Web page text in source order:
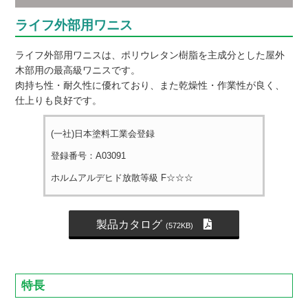
ライフ外部用ワニス
ライフ外部用ワニスは、ポリウレタン樹脂を主成分とした屋外
木部用の最高級ワニスです。
肉持ち性・耐久性に優れており、また乾燥性・作業性が良く、
仕上りも良好です。
(一社)日本塗料工業会登録
登録番号：A03091
ホルムアルデヒド放散等級 F☆☆☆
製品カタログ (572KB)
特長